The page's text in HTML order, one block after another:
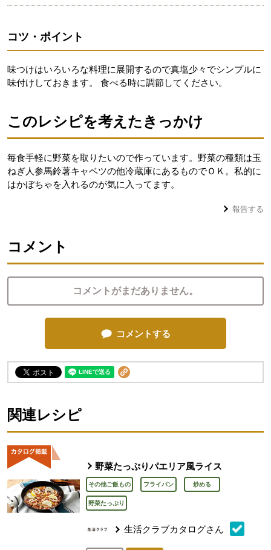
コツ・ポイント
味つけはいろいろな料理に展開するので真塩少々でシンプルに
味付けしておきます。 食べる時に調節してください。
このレシピを考えたきっかけ
毎食手軽に野菜を取りたいので作っています。野菜の種類は玉
ねぎ人参馬鈴薯キャベツの他冷蔵庫にあるものでＯＫ。私的に
はかぼちゃを入れるのが気に入ってます。
報告する
コメント
コメントがまだありません。
コメントする
関連レシピ
野菜たっぷりパエリア風ライス
その他ご飯もの フライパン 炒める
野菜たっぷり
生活クラブカタログさん